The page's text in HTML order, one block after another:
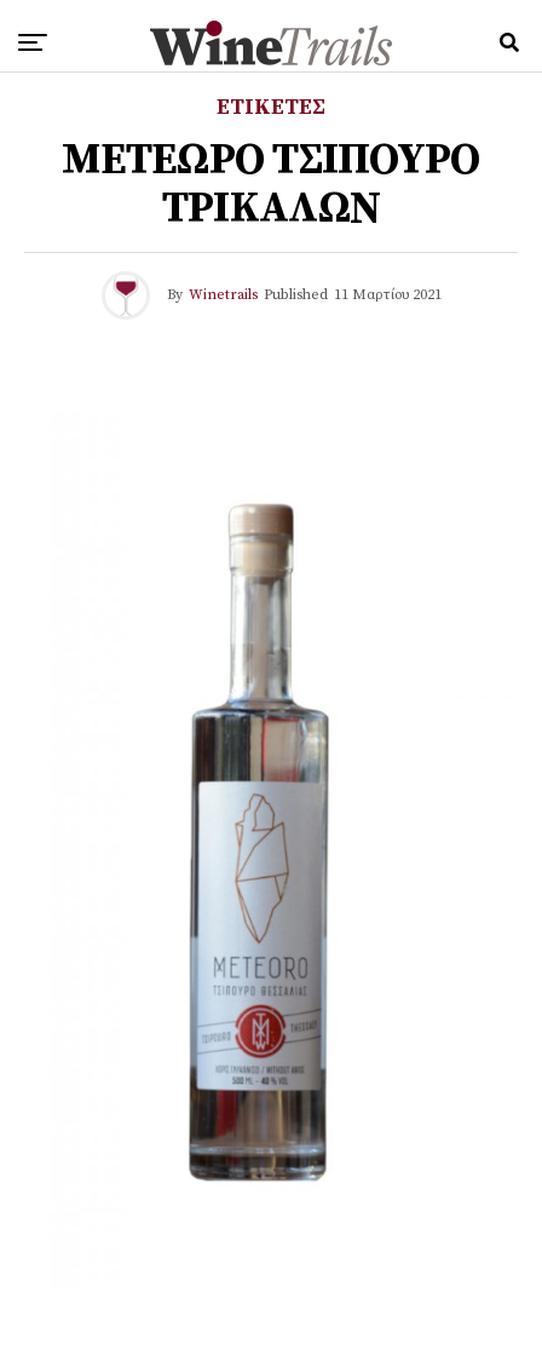
ΕΤΙΚΕΤΕΣ
ΜΕΤΕΩΡΟ ΤΣΙΠΟΥΡΟ
ΤΡΙΚΑΛΩΝ
By Winetrails Published 11 Μαρτίου 2021